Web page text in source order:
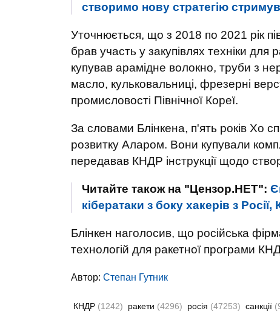
створимо нову стратегію
Уточнюється, що з 2018 по 2021 рік
брав участь у закупівлях техніки для
купував арамідне волокно, труби з
масло, кульковальниці, фрезерні
промисловості Північної Кореї.
За словами Блінкена, п'ять років Хо
розвитку Аларом. Вони купували
передавав КНДР інструкції щодо
Читайте також на "Цензор.НЕТ":
кібератаки з боку хакерів з
Блінкен наголосив, що російська
технологій для ракетної програми
Автор: Степан Гутник
КНДР (1242) ракети (4296) росія (47253) санкції